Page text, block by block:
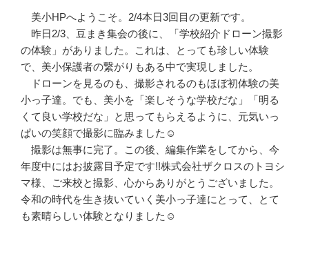
美小HPへようこそ。2/4本日3回目の更新です。
昨日2/3、豆まき集会の後に、「学校紹介ドローン撮影
の体験」がありました。これは、とっても珍しい体験
で、美小保護者の繋がりもある中で実現しました。
ドローンを見るのも、撮影されるのもほぼ初体験の美
小っ子達。でも、美小を「楽しそうな学校だな」「明る
くて良い学校だな」と思ってもらえるように、元気いっ
ぱいの笑顔で撮影に臨みました☺
撮影は無事に完了。この後、編集作業をしてから、今
年度中にはお披露目予定です!!株式会社ザクロスのトヨシ
マ様、ご来校と撮影、心からありがとうございました。
令和の時代を生き抜いていく美小っ子達にとって、とて
も素晴らしい体験となりました☺